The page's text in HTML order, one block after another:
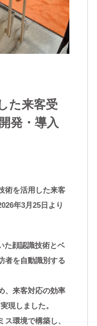
た来客受
発・導入
術を活用した来客
年3月25日より
た顔認識技術とベ
者を自動識別する
、来客対応の効率
現しました。
ス環境で構築し、